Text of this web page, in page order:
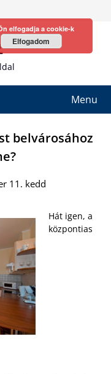
Menu
belvárosához
11. kedd
Hát igen, a
központias
elfogadja a cookie-k
Elfogadom